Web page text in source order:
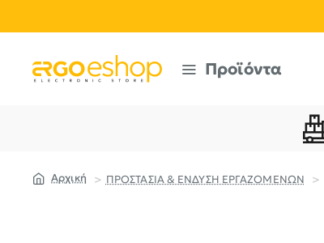
Προϊόντα
ΠΡΟΣΤΑΣΙΑ & ΕΝΔΥΣΗ ΕΡΓΑΖΟΜΕΝΩΝ